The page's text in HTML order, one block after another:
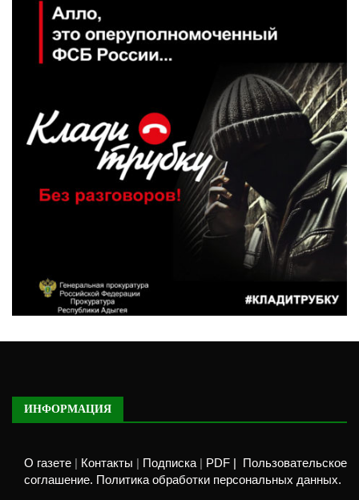
ИНФОРМАЦИЯ
О газете Контакты Подписка PDF |
Пользовательское
соглашение. Политика обработки персональных данных.